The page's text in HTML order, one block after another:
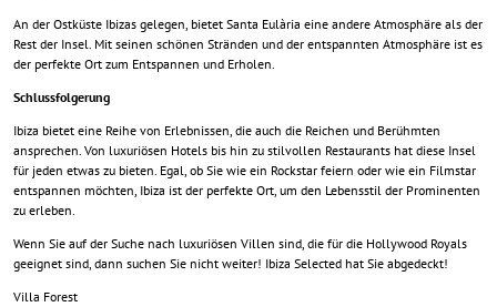
An der Ostküste Ibizas gelegen, bietet Santa Eulària eine andere Atmosphäre als der
Rest der Insel. Mit seinen schönen Stränden und der entspannten Atmosphäre ist es
der perfekte Ort zum Entspannen und Erholen.
Schlussfolgerung
Ibiza bietet eine Reihe von Erlebnissen, die auch die Reichen und Berühmten
ansprechen. Von luxuriösen Hotels bis hin zu stilvollen Restaurants hat diese Insel
für jeden etwas zu bieten. Egal, ob Sie wie ein Rockstar feiern oder wie ein Filmstar
entspannen möchten, Ibiza ist der perfekte Ort, um den Lebensstil der Prominenten
zu erleben.
Wenn Sie auf der Suche nach luxuriösen Villen sind, die für die Hollywood Royals
geeignet sind, dann suchen Sie nicht weiter! Ibiza Selected hat Sie abgedeckt!
Villa Forest